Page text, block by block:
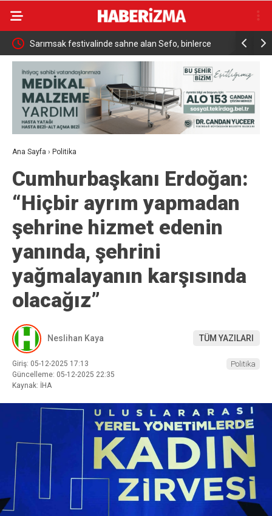
Sarımsak festivalinde sahne alan Sefo, binlerce
vatandaşa unutulmaz bir gece yaşattı
Sanatçı
Ana Sayfa › Politika
Cumhurbaşkanı Erdoğan:
“Hiçbir ayrım yapmadan
şehrine hizmet edenin
yanında, şehrini
yağmalayanın karşısında
olacağız”
Neslihan Kaya TÜM YAZILARI
Giriş: 05-12-2025 17:13
Güncelleme: 05-12-2025 22:35
Kaynak: İHA
Politika